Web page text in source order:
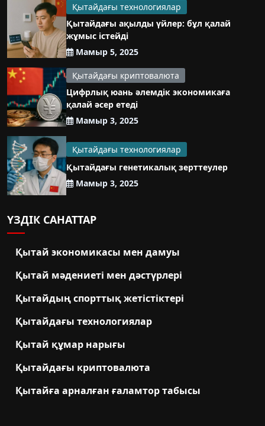
Қытайдағы технологиялар
Қытайдағы ақылды үйлер: бұл қалай
жұмыс істейді
Мамыр 5, 2025
Қытайдағы криптовалюта
Цифрлық юань әлемдік экономикаға
қалай әсер етеді
Мамыр 3, 2025
Қытайдағы технологиялар
Қытайдағы генетикалық зерттеулер
Мамыр 3, 2025
ҮЗДІК САНАТТАР
Қытай экономикасы мен дамуы
Қытай мәдениеті мен дәстүрлері
Қытайдың спорттық жетістіктері
Қытайдағы технологиялар
Қытай құмар нарығы
Қытайдағы криптовалюта
Қытайға арналған ғаламтор табысы